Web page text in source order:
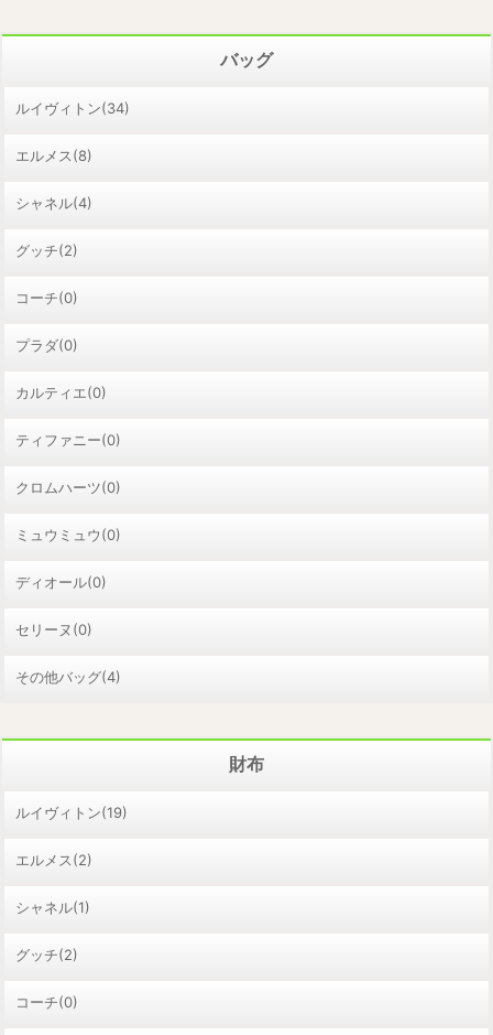
バッグ
ルイヴィトン(34)
エルメス(8)
シャネル(4)
グッチ(2)
コーチ(0)
プラダ(0)
カルティエ(0)
ティファニー(0)
クロムハーツ(0)
ミュウミュウ(0)
ディオール(0)
セリーヌ(0)
その他バッグ(4)
財布
ルイヴィトン(19)
エルメス(2)
シャネル(1)
グッチ(2)
コーチ(0)